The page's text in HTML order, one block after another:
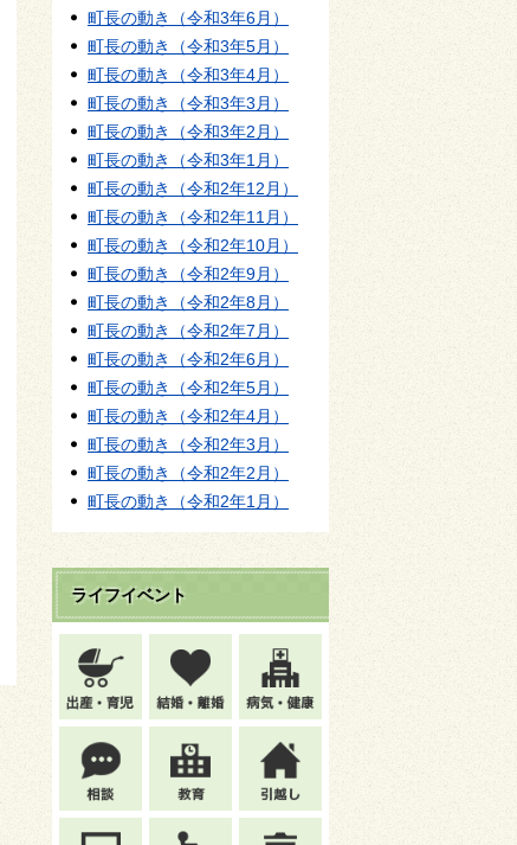
町長の動き（令和3年6月）
町長の動き（令和3年5月）
町長の動き（令和3年4月）
町長の動き（令和3年3月）
町長の動き（令和3年2月）
町長の動き（令和3年1月）
町長の動き（令和2年12月）
町長の動き（令和2年11月）
町長の動き（令和2年10月）
町長の動き（令和2年9月）
町長の動き（令和2年8月）
町長の動き（令和2年7月）
町長の動き（令和2年6月）
町長の動き（令和2年5月）
町長の動き（令和2年4月）
町長の動き（令和2年3月）
町長の動き（令和2年2月）
町長の動き（令和2年1月）
ライフイベント